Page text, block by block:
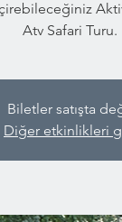
Atv Safari Turu.
Biletler satışta
Diğer etkinlikleri